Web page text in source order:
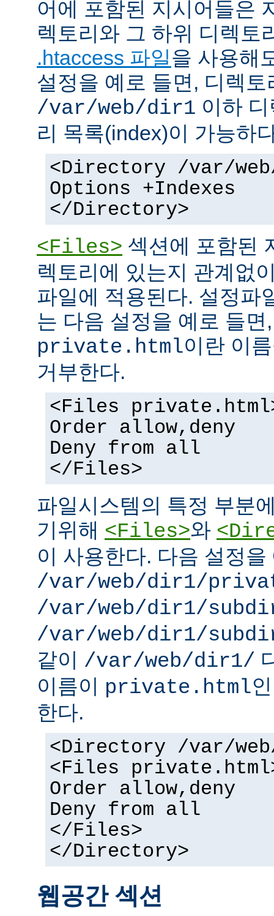
어에 포함된 지시어들은
렉토리와 그 하위 디렉토
.htaccess 파일을 사용해
설정을 예로 들면, 디렉
/var/web/dir1 이하
리 목록(index)이 가능하
<Directory /var/
Options +Indexes
</Directory>
<Files> 섹션에 포함된
렉토리에 있는지 관계없
파일에 적용된다. 설정파
는 다음 설정을 예로 들
private.html이란 이
거부한다.
<Files
Order allow,deny
Deny from all
</Files>
파일시스템의 특정 부분
기위해 <Files>와
이 사용한다. 다음 설정을
/var/web/dir1/
/var/web/dir1/
/var/web/dir1/
같이 /var/web/dir1/
이름이 private.html
한다.
<Directory /var/
<Files
Order allow,deny
Deny from all
</Files>
</Directory>
웹공간 섹션